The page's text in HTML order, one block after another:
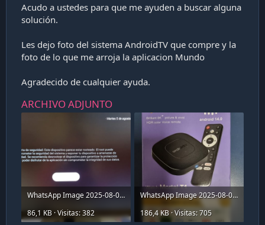
Acudo a ustedes para que me ayuden a buscar alguna
solución.
Les dejo foto del sistema AndroidTV que compre y la
foto de lo que me arroja la aplicacion Mundo
Agradecido de cualquier ayuda.
ARCHIVO ADJUNTO
WhatsApp Image 2025-08-05 at 06.03.21 (1).jpeg
86,1 KB · Visitas: 382
WhatsApp Image 2025-08-05 at 06.03.21.jpeg
186,4 KB · Visitas: 705